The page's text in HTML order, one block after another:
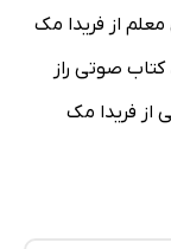
از فریدا مک
صوتی راز
از فریدا مک